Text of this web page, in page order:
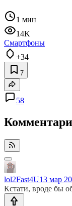
1 мин
14K
Смартфоны
+34
7
58
lol2Fast4U13 мар
Кстати, вроде бы